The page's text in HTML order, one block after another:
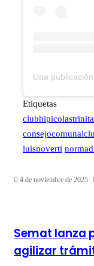
Etiquetas
luisnoverti
4 de noviembre de 2025
Semat
lanza
plataforma
Semat lanza
agilizar